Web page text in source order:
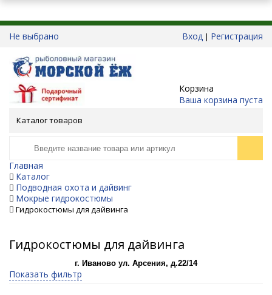
Не выбрано Вход | Регистрация
Корзина
Ваша корзина пуста
Каталог товаров
Главная
Каталог
Подводная охота и дайвинг
Мокрые гидрокостюмы
Гидрокостюмы для дайвинга
Гидрокостюмы для дайвинга
г. Иваново ул. Арсения, д.22/14
Показать фильтр